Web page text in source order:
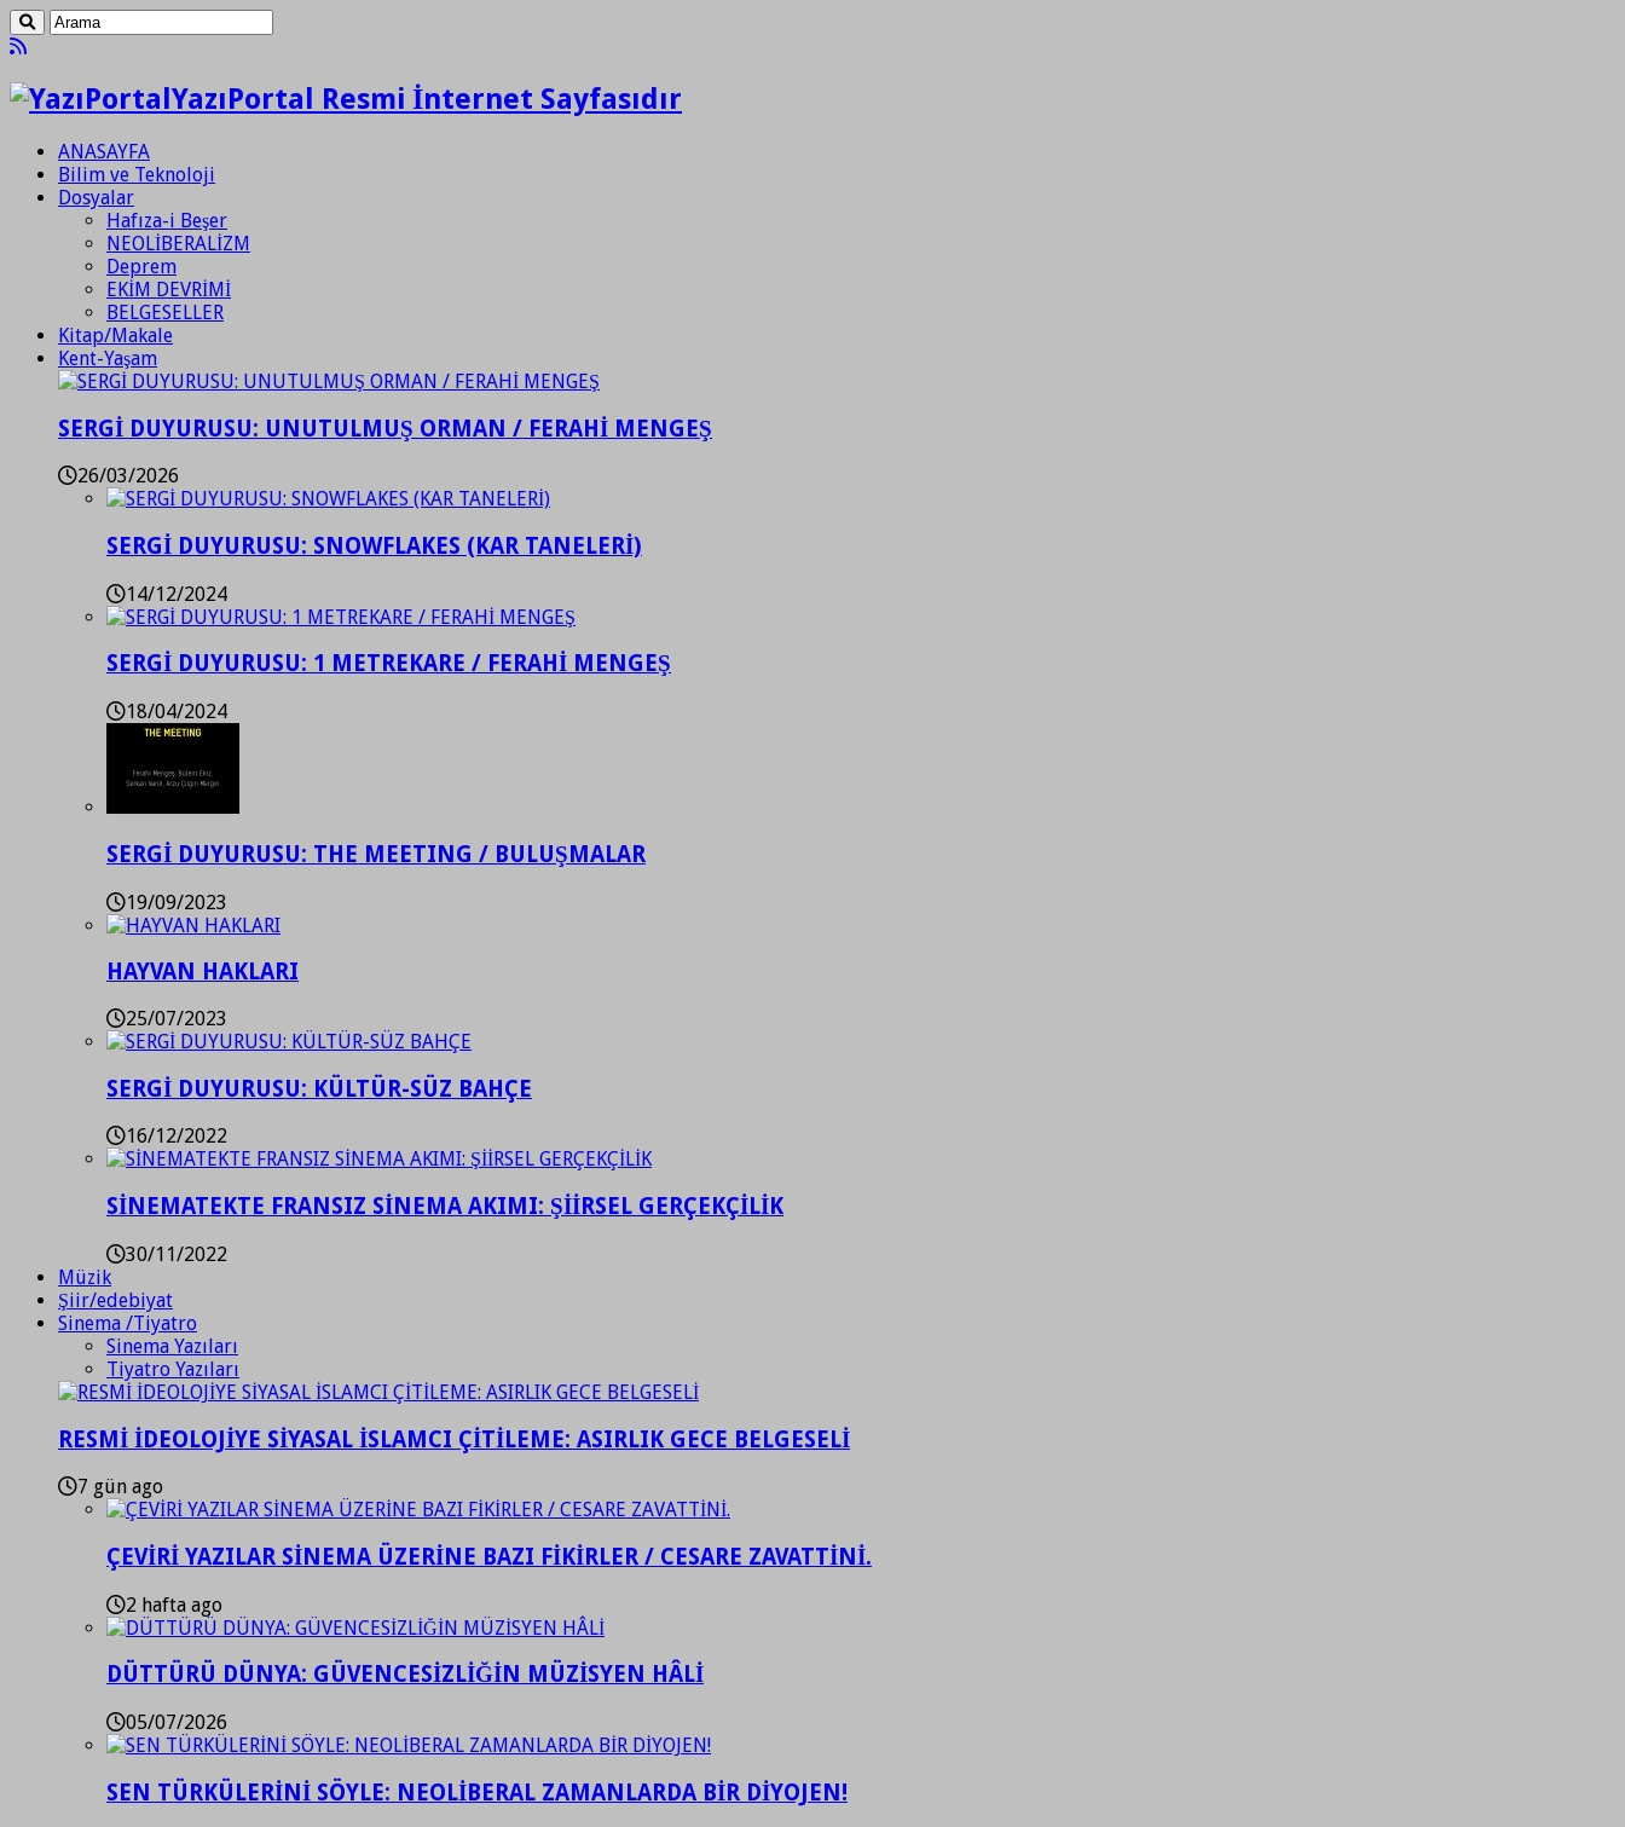
YazıPortal Resmi İnternet Sayfasıdır
ANASAYFA
Bilim ve Teknoloji
Dosyalar
Hafıza-i Beşer
NEOLİBERALİZM
Deprem
EKİM DEVRİMİ
BELGESELLER
Kitap/Makale
Kent-Yaşam
SERGİ DUYURUSU: UNUTULMUŞ ORMAN / FERAHİ MENGEŞ
26/03/2026
SERGİ DUYURUSU: SNOWFLAKES (KAR TANELERİ)
14/12/2024
SERGİ DUYURUSU: 1 METREKARE / FERAHİ MENGEŞ
18/04/2024
SERGİ DUYURUSU: THE MEETING / BULUŞMALAR
19/09/2023
HAYVAN HAKLARI
25/07/2023
SERGİ DUYURUSU: KÜLTÜR-SÜZ BAHÇE
16/12/2022
SİNEMATEKTE FRANSIZ SİNEMA AKIMI: ŞİİRSEL GERÇEKÇİLİK
30/11/2022
Müzik
Şiir/edebiyat
Sinema /Tiyatro
Sinema Yazıları
Tiyatro Yazıları
RESMİ İDEOLOJİYE SİYASAL İSLAMCI ÇİTİLEME: ASIRLIK GECE BELGESELİ
7 gün ago
ÇEVİRİ YAZILAR SİNEMA ÜZERİNE BAZI FİKİRLER / CESARE ZAVATTİNİ.
2 hafta ago
DÜTTÜRÜ DÜNYA: GÜVENCESİZLİĞİN MÜZİSYEN HÂLİ
05/07/2026
SEN TÜRKÜLERİNİ SÖYLE: NEOLİBERAL ZAMANLARDA BİR DİYOJEN!